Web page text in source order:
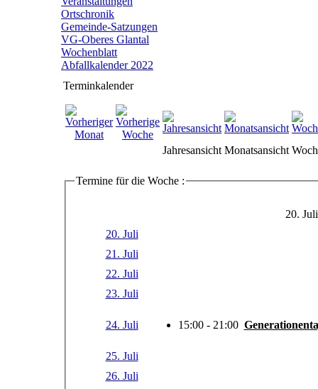
Ortschronik
Gemeinde-Satzungen
VG-Oberes Glantal
Wochenblatt
Abfallkalender 2022
Terminkalender
Jahresansicht Monatsansicht
Termine für die Woche :
20.
20. Juli
21. Juli
22. Juli
23. Juli
24. Juli 15:00 - 21:00
25. Juli
26. Juli